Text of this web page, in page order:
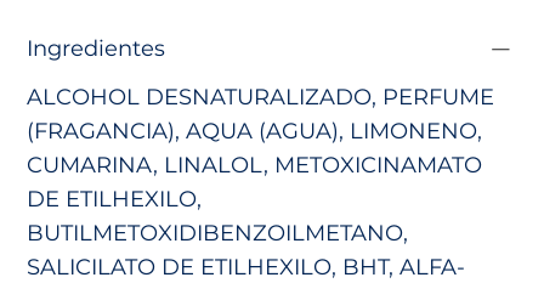
Ingredientes
ALCOHOL DESNATURALIZADO, PERFUME
(FRAGANCIA), AQUA (AGUA), LIMONENO,
CUMARINA, LINALOL, METOXICINAMATO
DE ETILHEXILO,
BUTILMETOXIDIBENZOILMETANO,
SALICILATO DE ETILHEXILO, BHT, ALFA-